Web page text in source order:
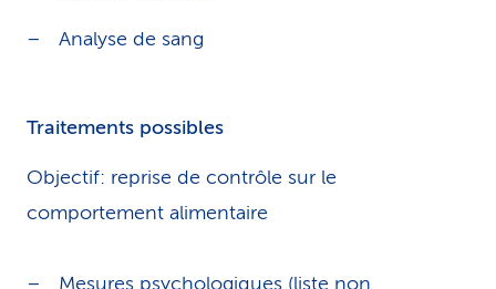
Analyse de sang
Traitements possibles
Objectif: reprise de contrôle sur le
comportement alimentaire
Mesures psychologiques (liste non